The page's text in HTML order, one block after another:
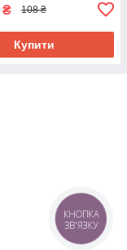
₴ 108 ₴
Купити
КНОПКА
ЗВ'ЯЗКУ